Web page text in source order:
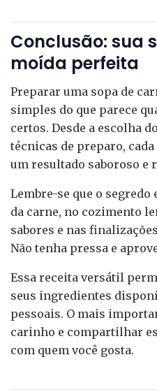
Conclusão: sua
moída perfeita
Preparar uma sopa de
simples do que parece
certos. Desde a escolha
técnicas de preparo,
um resultado saboroso e
Lembre-se que o
da carne, no cozimento
sabores e nas
Não tenha pressa e
Essa receita versátil
seus ingredientes
pessoais. O mais
carinho e compartilhar
com quem você gosta.